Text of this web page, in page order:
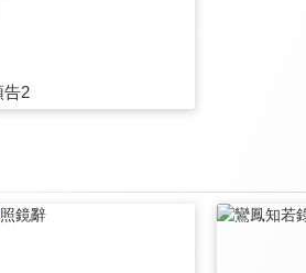
告2